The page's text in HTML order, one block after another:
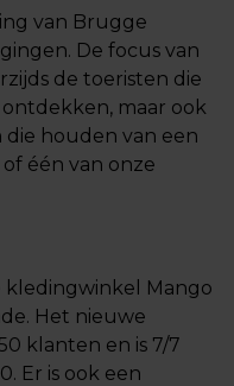
van Brugge
De focus van
de toeristen die
maar ook
houden van een
één van onze
kledingwinkel Mango
Het nieuwe
klanten en is 7/7
Er is ook een